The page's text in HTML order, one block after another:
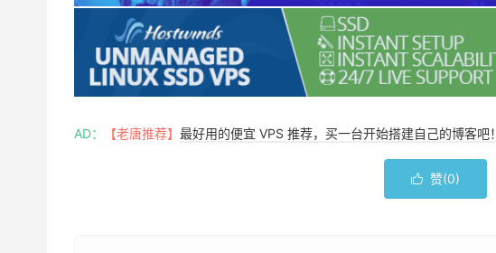
AD： 【老唐推荐】 最好用的便宜 VPS 推荐，买一台开始搭建自己的博客吧！
 赞(0)